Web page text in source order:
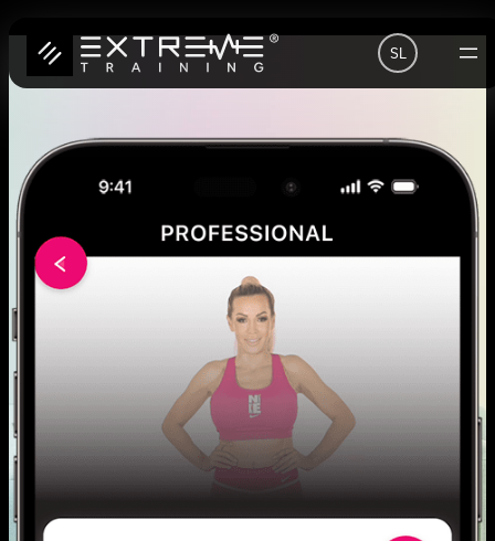
Preskoči
na
SL